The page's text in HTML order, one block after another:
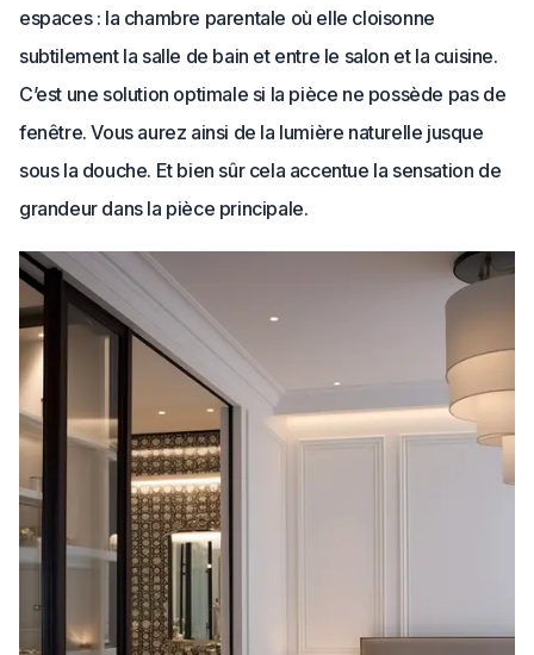
espaces : la chambre parentale où elle cloisonne
subtilement la salle de bain et entre le salon et la cuisine.
C’est une solution optimale si la pièce ne possède pas de
fenêtre. Vous aurez ainsi de la lumière naturelle jusque
sous la douche. Et bien sûr cela accentue la sensation de
grandeur dans la pièce principale.